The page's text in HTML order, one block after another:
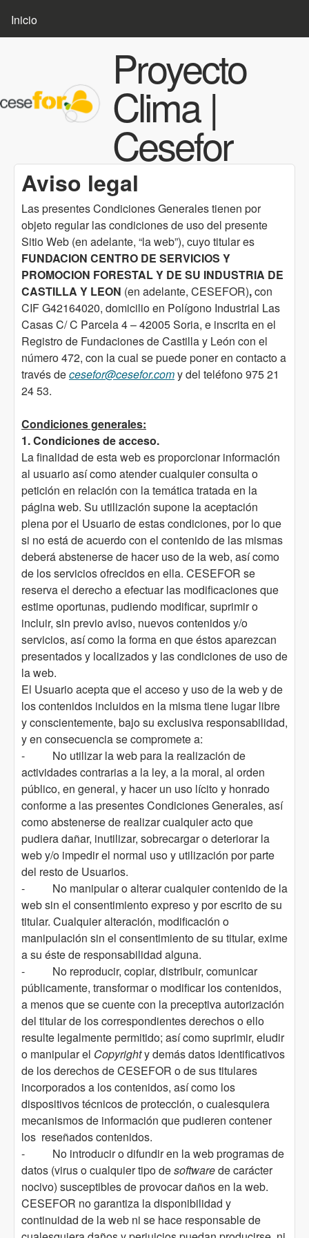
MENÚ PRINCIPAL
Inicio
Proyecto
Clima |
Cesefor
Aviso legal
Las presentes Condiciones Generales tienen por
objeto regular las condiciones de uso del presente
Sitio Web (en adelante, “la web”), cuyo titular es
FUNDACION CENTRO DE SERVICIOS Y
PROMOCION FORESTAL Y DE SU INDUSTRIA DE
CASTILLA Y LEON (en adelante, CESEFOR),con
CIF G42164020, domicilio en Polígono Industrial Las
Casas C/ C Parcela 4 – 42005 Soria, e inscrita en el
Registro de Fundaciones de Castilla y León con el
número 472, con la cual se puede poner en contacto a
través decesefor@cesefor.comy del teléfono 975 21
24 53.
Condiciones generales:
1. Condiciones de acceso.
La finalidad de esta web es proporcionar información
al usuario así como atender cualquier consulta o
petición en relación con la temática tratada en la
página web. Su utilización supone la aceptación
plena por el Usuario de estas condiciones, por lo que
si no está de acuerdo con el contenido de las mismas
deberá abstenerse de hacer uso de la web, así como
de los servicios ofrecidos en ella. CESEFOR se
reserva el derecho a efectuar las modificaciones que
estime oportunas, pudiendo modificar, suprimir o
incluir, sin previo aviso, nuevos contenidos y/o
servicios, así como la forma en que éstos aparezcan
presentados y localizados y las condiciones de uso de
la web.
El Usuario acepta que el acceso y uso de la web y de
los contenidos incluidos en la misma tiene lugar libre
y conscientemente, bajo su exclusiva responsabilidad,
y en consecuencia se compromete a:
- No utilizar la web para la realización de
actividades contrarias a la ley, a la moral, al orden
público, en general, y hacer un uso lícito y honrado
conforme a las presentes Condiciones Generales, así
como abstenerse de realizar cualquier acto que
pudiera dañar, inutilizar, sobrecargar o deteriorar la
web y/o impedir el normal uso y utilización por parte
del resto de Usuarios.
- No manipular o alterar cualquier contenido de la
web sin el consentimiento expreso y por escrito de su
titular. Cualquier alteración, modificación o
manipulación sin el consentimiento de su titular, exime
a su éste de responsabilidad alguna.
- No reproducir, copiar, distribuir, comunicar
públicamente, transformar o modificar los contenidos,
a menos que se cuente con la preceptiva autorización
del titular de los correspondientes derechos o ello
resulte legalmente permitido; así como suprimir, eludir
o manipular el Copyrighty demás datos identificativos
de los derechos de CESEFOR o de sus titulares
incorporados a los contenidos, así como los
dispositivos técnicos de protección, o cualesquiera
mecanismos de información que pudieren contener
los reseñados contenidos.
- No introducir o difundir en la web programas de
datos (virus o cualquier tipo desoftwarede carácter
nocivo) susceptibles de provocar daños en la web.
CESEFOR no garantiza la disponibilidad y
continuidad de la web ni se hace responsable de